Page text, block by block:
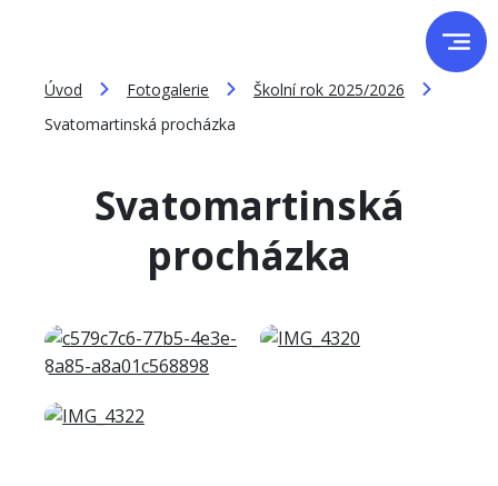
Úvod Fotogalerie
Školní rok 2025/2026
Svatomartinská procházka
Svatomartinská
procházka